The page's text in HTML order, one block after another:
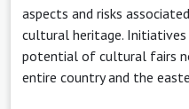
aspects and risks
cultural heritage.
potential of cultural fairs
entire country and the